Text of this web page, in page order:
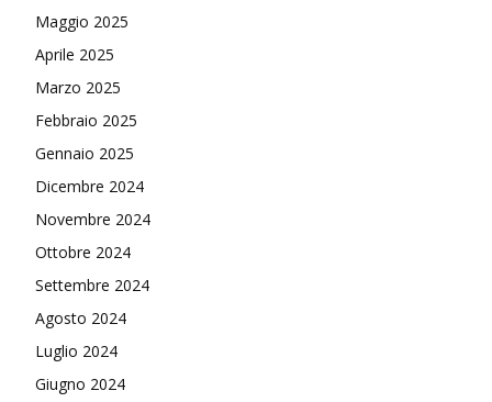
Maggio 2025
Aprile 2025
Marzo 2025
Febbraio 2025
Gennaio 2025
Dicembre 2024
Novembre 2024
Ottobre 2024
Settembre 2024
Agosto 2024
Luglio 2024
Giugno 2024